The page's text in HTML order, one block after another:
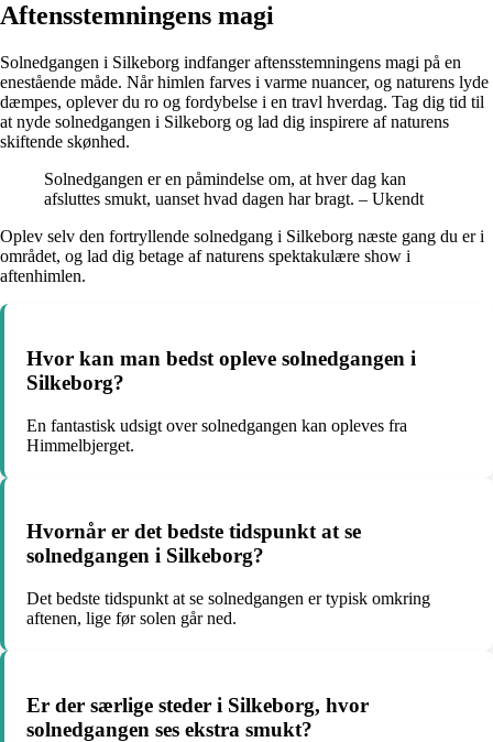
Aftensstemningens magi
Solnedgangen i Silkeborg indfanger aftensstemningens magi på en
enestående måde. Når himlen farves i varme nuancer, og naturens lyde
dæmpes, oplever du ro og fordybelse i en travl hverdag. Tag dig tid til
at nyde solnedgangen i Silkeborg og lad dig inspirere af naturens
skiftende skønhed.
Solnedgangen er en påmindelse om, at hver dag kan
afsluttes smukt, uanset hvad dagen har bragt. – Ukendt
Oplev selv den fortryllende solnedgang i Silkeborg næste gang du er i
området, og lad dig betage af naturens spektakulære show i
aftenhimlen.
Hvor kan man bedst opleve solnedgangen i
Silkeborg?
En fantastisk udsigt over solnedgangen kan opleves fra
Himmelbjerget.
Hvornår er det bedste tidspunkt at se
solnedgangen i Silkeborg?
Det bedste tidspunkt at se solnedgangen er typisk omkring
aftenen, lige før solen går ned.
Er der særlige steder i Silkeborg, hvor
solnedgangen ses ekstra smukt?